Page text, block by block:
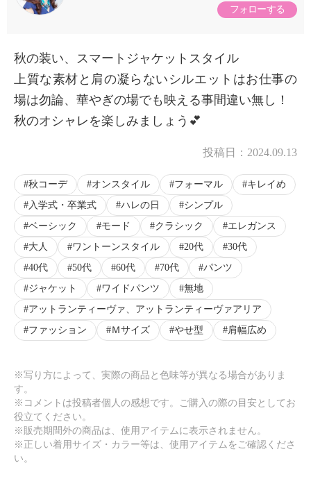
フォローする
秋の装い、スマートジャケットスタイル
上質な素材と肩の凝らないシルエットはお仕事の
場は勿論、華やぎの場でも映える事間違い無し！
秋のオシャレを楽しみましょう💕
投稿日： 2024.09.13
秋コーデ オンスタイル フォーマル
キレイめ
入学式・卒業式
ハレの日
シンプル
ベーシック
モード クラシック
エレガンス
大人
ワントーンスタイル 20代
30代
40代
50代 60代 70代
パンツ
ジャケット
ワイドパンツ
無地
アットランティーヴァ、アットランティーヴァアリア
ファッション
Ｍサイズ やせ型 肩幅広め
※写り方によって、実際の商品と色味等が異なる場合がありま
す。
※コメントは投稿者個人の感想です。ご購入の際の目安としてお
役立てください。
※販売期間外の商品は、使用アイテムに表示されません。
※正しい着用サイズ・カラー等は、使用アイテムをご確認くださ
い。